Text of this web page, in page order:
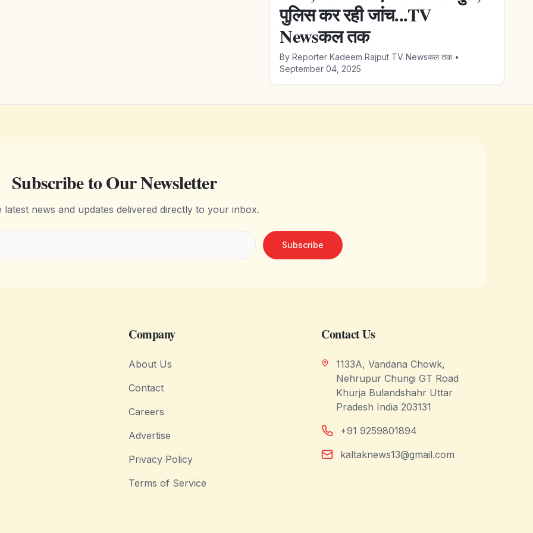
पुलिस कर रही जांच...TV
Newsकल तक
ByReporter Kadeem Rajput TV Newsकल तक•
September 04, 2025
Subscribe to Our Newsletter
latest news and updates delivered directly to your inbox.
Subscribe
Company
About Us
Contact
Careers
Advertise
Privacy Policy
Terms of Service
Contact Us
1133A, Vandana Chowk,
Nehrupur Chungi GT Road
Khurja Bulandshahr Uttar
Pradesh India 203131
+91 9259801894
kaltaknews13@gmail.com